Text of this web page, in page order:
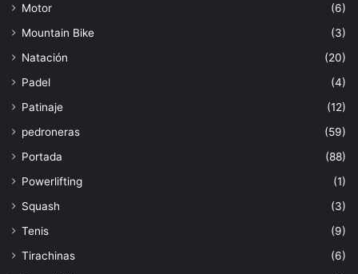
Motor
(6)
Mountain Bike
(3)
Natación
(20)
Padel
(4)
Patinaje
(12)
pedroneras
(59)
Portada
(88)
Powerlifting
(1)
Squash
(3)
Tenis
(9)
Tirachinas
(6)